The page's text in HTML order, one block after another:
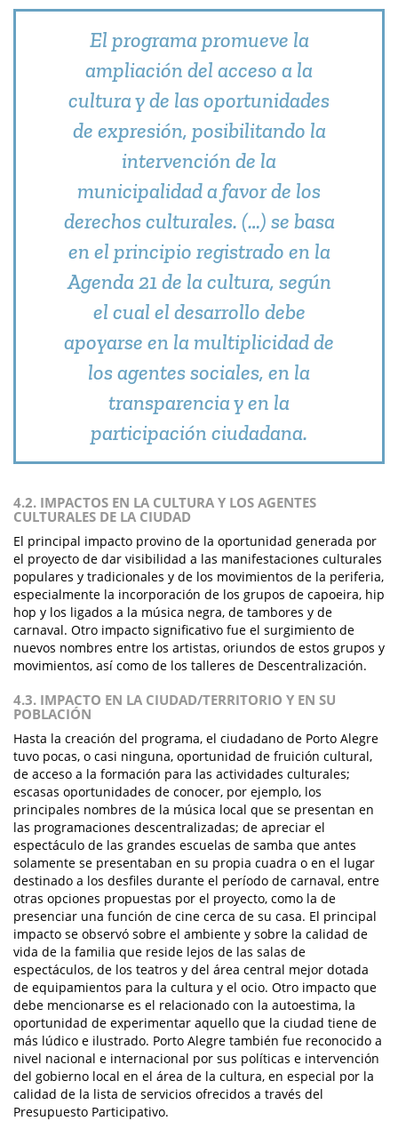
El programa promueve la
ampliación del acceso a la
cultura y de las oportunidades
de expresión, posibilitando la
intervención de la
municipalidad a favor de los
derechos culturales. (…) se basa
en el principio registrado en la
Agenda 21 de la cultura, según
el cual el desarrollo debe
apoyarse en la multiplicidad de
los agentes sociales, en la
transparencia y en la
participación ciudadana.
4.2. IMPACTOS EN LA CULTURA Y LOS AGENTES
CULTURALES DE LA CIUDAD
El principal impacto provino de la oportunidad generada por
el proyecto de dar visibilidad a las manifestaciones culturales
populares y tradicionales y de los movimientos de la periferia,
especialmente la incorporación de los grupos de capoeira, hip
hop y los ligados a la música negra, de tambores y de
carnaval. Otro impacto significativo fue el surgimiento de
nuevos nombres entre los artistas, oriundos de estos grupos y
movimientos, así como de los talleres de Descentralización.
4.3. IMPACTO EN LA CIUDAD/TERRITORIO Y EN SU
POBLACIÓN
Hasta la creación del programa, el ciudadano de Porto Alegre
tuvo pocas, o casi ninguna, oportunidad de fruición cultural,
de acceso a la formación para las actividades culturales;
escasas oportunidades de conocer, por ejemplo, los
principales nombres de la música local que se presentan en
las programaciones descentralizadas; de apreciar el
espectáculo de las grandes escuelas de samba que antes
solamente se presentaban en su propia cuadra o en el lugar
destinado a los desfiles durante el período de carnaval, entre
otras opciones propuestas por el proyecto, como la de
presenciar una función de cine cerca de su casa. El principal
impacto se observó sobre el ambiente y sobre la calidad de
vida de la familia que reside lejos de las salas de
espectáculos, de los teatros y del área central mejor dotada
de equipamientos para la cultura y el ocio. Otro impacto que
debe mencionarse es el relacionado con la autoestima, la
oportunidad de experimentar aquello que la ciudad tiene de
más lúdico e ilustrado. Porto Alegre también fue reconocido a
nivel nacional e internacional por sus políticas e intervención
del gobierno local en el área de la cultura, en especial por la
calidad de la lista de servicios ofrecidos a través del
Presupuesto Participativo.